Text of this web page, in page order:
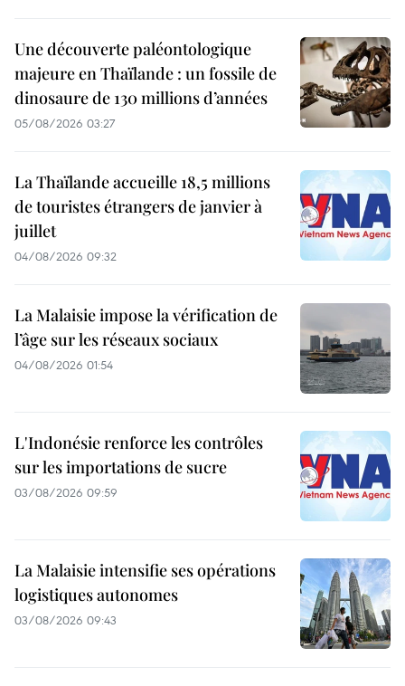
Une découverte paléontologique
majeure en Thaïlande : un fossile de
dinosaure de 130 millions d’années
05/08/2026 03:27
La Thaïlande accueille 18,5 millions
de touristes étrangers de janvier à
juillet
04/08/2026 09:32
La Malaisie impose la vérification de
l’âge sur les réseaux sociaux
04/08/2026 01:54
L'Indonésie renforce les contrôles
sur les importations de sucre
03/08/2026 09:59
La Malaisie intensifie ses opérations
logistiques autonomes
03/08/2026 09:43